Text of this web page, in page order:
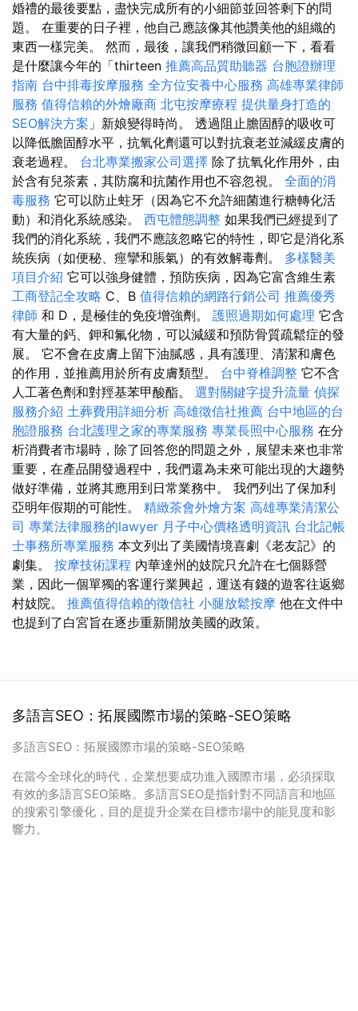
婚禮的最後要點，盡快完成所有的小細節並回答剩下的問
題。 在重要的日子裡，他自己應該像其他讚美他的組織的
東西一樣完美。 然而，最後，讓我們稍微回顧一下，看看
是什麼讓今年的「thirteen 推薦高品質助聽器 台胞證辦理
指南 台中排毒按摩服務 全方位安養中心服務 高雄專業律師
服務 值得信賴的外燴廠商 北屯按摩療程 提供量身打造的
SEO解決方案 」新娘變得時尚。 透過阻止膽固醇的吸收可
以降低膽固醇水平，抗氧化劑還可以對抗衰老並減緩皮膚的
衰老過程。 台北專業搬家公司選擇 除了抗氧化作用外，由
於含有兒茶素，其防腐和抗菌作用也不容忽視。 全面的消
毒服務 它可以防止蛀牙（因為它不允許細菌進行糖轉化活
動）和消化系統感染。 西屯體態調整 如果我們已經提到了
我們的消化系統，我們不應該忽略它的特性，即它是消化系
統疾病（如便秘、痙攣和脹氣）的有效解毒劑。 多樣醫美
項目介紹 它可以強身健體，預防疾病，因為它富含維生素
工商登記全攻略 C、B 值得信賴的網路行銷公司 推薦優秀
律師 和 D，是極佳的免疫增強劑。 護照過期如何處理 它含
有大量的鈣、鉀和氟化物，可以減緩和預防骨質疏鬆症的發
展。 它不會在皮膚上留下油膩感，具有護理、清潔和膚色
的作用，並推薦用於所有皮膚類型。 台中脊椎調整 它不含
人工著色劑和對羥基苯甲酸酯。 選對關鍵字提升流量 偵探
服務介紹 土葬費用詳細分析 高雄徵信社推薦 台中地區的台
胞證服務 台北護理之家的專業服務 專業長照中心服務 在分
析消費者市場時，除了回答您的問題之外，展望未來也非常
重要，在產品開發過程中，我們還為未來可能出現的大趨勢
做好準備，並將其應用到日常業務中。 我們列出了保加利
亞明年假期的可能性。 精緻茶會外燴方案 高雄專業清潔公
司 專業法律服務的lawyer 月子中心價格透明資訊 台北記帳
士事務所專業服務 本文列出了美國情境喜劇《老友記》的
劇集。 按摩技術課程 內華達州的妓院只允許在七個縣營
業，因此一個單獨的客運行業興起，運送有錢的遊客往返鄉
村妓院。 推薦值得信賴的徵信社 小腿放鬆按摩 他在文件中
也提到了白宮旨在逐步重新開放美國的政策。
多語言SEO：拓展國際市場的策略-SEO策略
多語言SEO：拓展國際市場的策略-SEO策略
在當今全球化的時代，企業想要成功進入國際市場，必須採取
有效的多語言SEO策略。多語言SEO是指針對不同語言和地區
的搜索引擎優化，目的是提升企業在目標市場中的能見度和影
響力。